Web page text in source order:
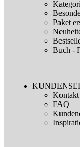
Paket
Buch -
Kontakt
FAQ